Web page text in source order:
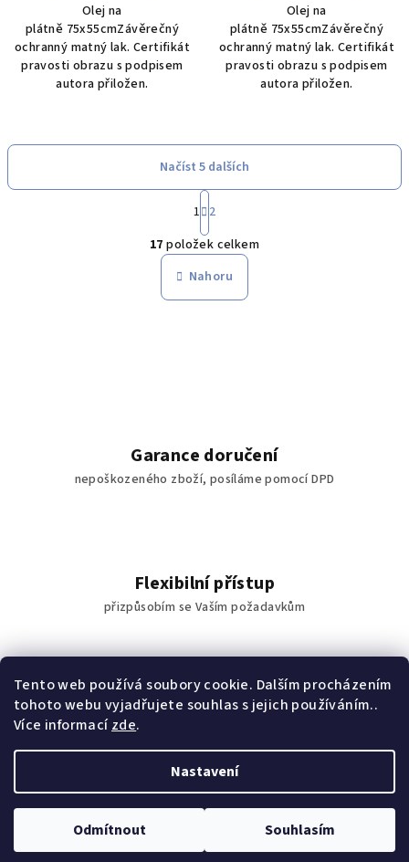
Tento web používá soubory cookie. Dalším procházením
tohoto webu vyjadřujete souhlas s jejich používáním..
Více informacízde.
Nastavení
Odmítnout Souhlasím
Olej na
plátně 75x55cmZávěrečný
ochranný matný lak. Certifikát
pravosti obrazu s podpisem
autora přiložen.
Olej na
plátně 75x55cmZávěrečný
ochranný matný lak. Certifikát
pravosti obrazu s podpisem
autora přiložen.
O
v
l
á
k
y
s
u
Načíst 5 dalších
S
t
r
á
n
k
o
1 2
17 položek celkem
Nahoru
Garance doručení
nepoškozeného zboží, posíláme pomocí DPD
Flexibilní přístup
přizpůsobím se Vaším požadavkům
Osobní odběr
po dohodě v Praze a okolí
vyhrazena.
Vytvořil Shoptet